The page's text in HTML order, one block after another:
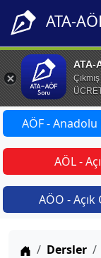
ATA-
ATA-
AÖF -
AÖL -
AÖO -
Anasayfa
Dersler